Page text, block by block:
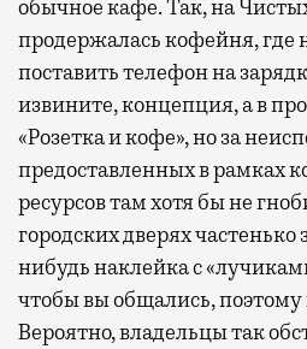
обычное кафе. Так, на
продержалась кофейня, где
поставить телефон на
извините, концепция, а в
«Розетка и кофе», но за
предоставленных в рамках
ресурсов там хотя бы не
городских дверях частенько
нибудь наклейка с
чтобы вы общались, поэтому
Вероятно, владельцы так